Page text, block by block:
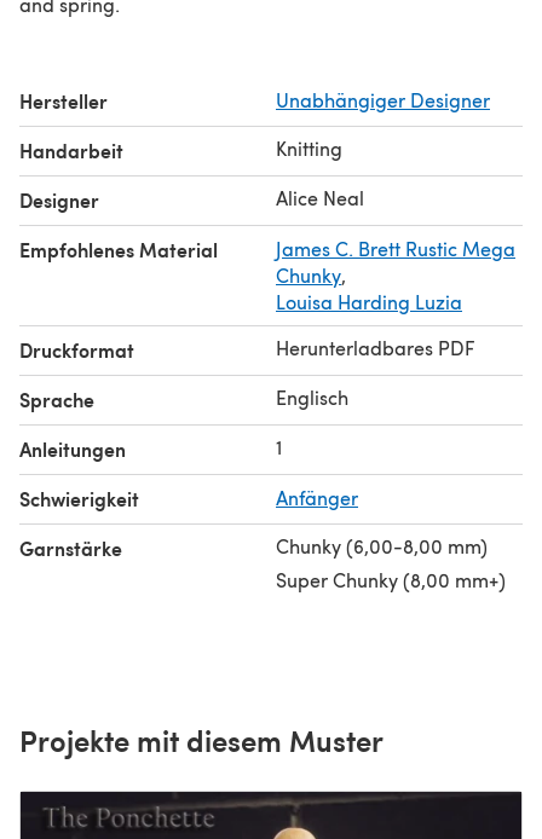
Hersteller Unabhängiger Designer
Handarbeit Knitting
Designer Alice Neal
Empfohlenes Material
James C. Brett Rustic Mega
Chunky,
Louisa Harding Luzia
Druckformat Herunterladbares PDF
Sprache Englisch
Anleitungen 1
Schwierigkeit Anfänger
Garnstärke
Chunky (6,00-8,00 mm)
Super Chunky (8,00 mm+)
Projekte mit diesem Muster